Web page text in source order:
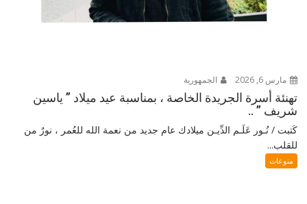
مارس 6, 2026 الجمهورية
تهنئة أسرة الجريدة الخاصة ، بمناسبة عيد ميلاد ” ياسين
شريف ” ..
كَتبت / نُـور عَلَـم الدِّيـن ميلادك عام جديد من نعمة الله للعُمر ، نورٌ من
للقلب...
منوعات